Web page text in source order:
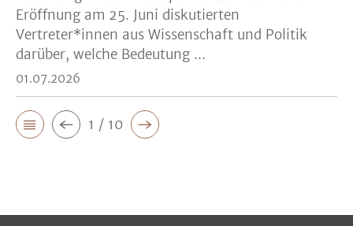
Eröffnung am 25. Juni diskutierten
Vertreter*innen aus Wissenschaft und Politik
darüber, welche Bedeutung ...
01.07.2026
1 / 10